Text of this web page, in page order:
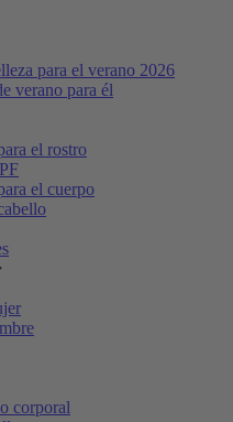
para el verano 2026
verano para él
el rostro
el cuerpo
corporal